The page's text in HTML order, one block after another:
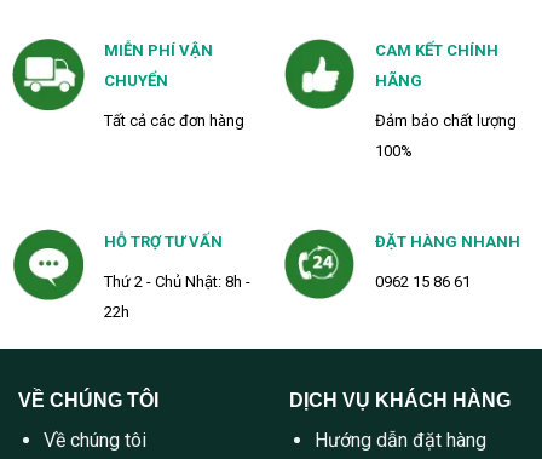
MIỄN PHÍ VẬN
CHUYỂN
Tất cả các đơn hàng
CAM KẾT CHÍNH
HÃNG
Đảm bảo chất lượng
100%
HỖ TRỢ TƯ VẤN
Thứ 2 - Chủ Nhật: 8h -
22h
ĐẶT HÀNG NHANH
0962 15 86 61
VỀ CHÚNG TÔI
Về chúng tôi
DỊCH VỤ KHÁCH HÀNG
Hướng dẫn đặt hàng